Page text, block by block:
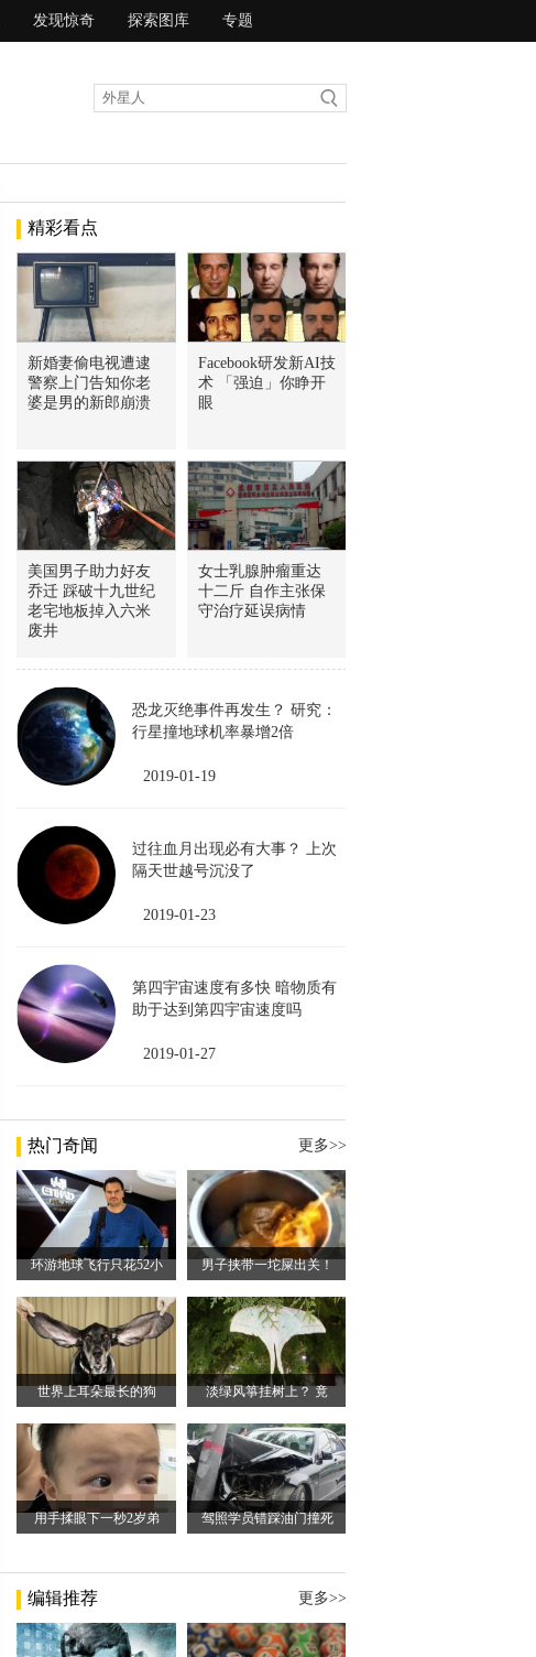
发现惊奇 探索图库 专题
精彩看点
新婚妻偷电视遭逮
警察上门告知你老
婆是男的新郎崩溃
Facebook研发新AI技
术 「强迫」你睁开
眼
美国男子助力好友
乔迁 踩破十九世纪
老宅地板掉入六米
废井
女士乳腺肿瘤重达
十二斤 自作主张保
守治疗延误病情
恐龙灭绝事件再发生？ 研究：
行星撞地球机率暴增2倍
2019-01-19
过往血月出现必有大事？ 上次
隔天世越号沉没了
2019-01-23
第四宇宙速度有多快 暗物质有
助于达到第四宇宙速度吗
2019-01-27
热门奇闻 更多>>
环游地球飞行只花52小 男子挟带一坨屎出关！
世界上耳朵最长的狗 淡绿风箏挂树上？ 竟
用手揉眼下一秒2岁弟 驾照学员错踩油门撞死
编辑推荐 更多>>